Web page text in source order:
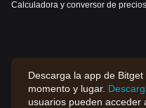
Calculadora y conversor de
Descarga la app de
momento y lugar.
usuarios pueden acceder